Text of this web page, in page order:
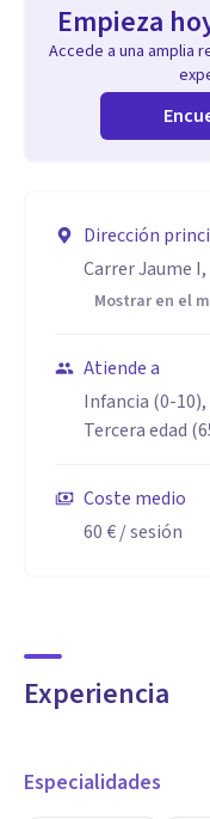
Empieza
Accede a una amplia
Dirección
Carrer Jaume
Mostrar en el
Atiende a
Infancia (0-
Tercera edad
Coste medio
60 €/ sesión
Experiencia
Especialidades